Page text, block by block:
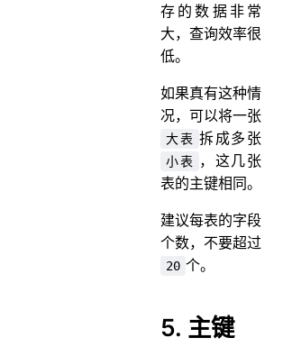
存的数据非常
大，查询效率很
低。
如果真有这种情
况，可以将一张
大表 拆成多张
小表
，这几张
表的主键相同。
建议每表的字段
个数，不要超过
20 个。
5. 主键